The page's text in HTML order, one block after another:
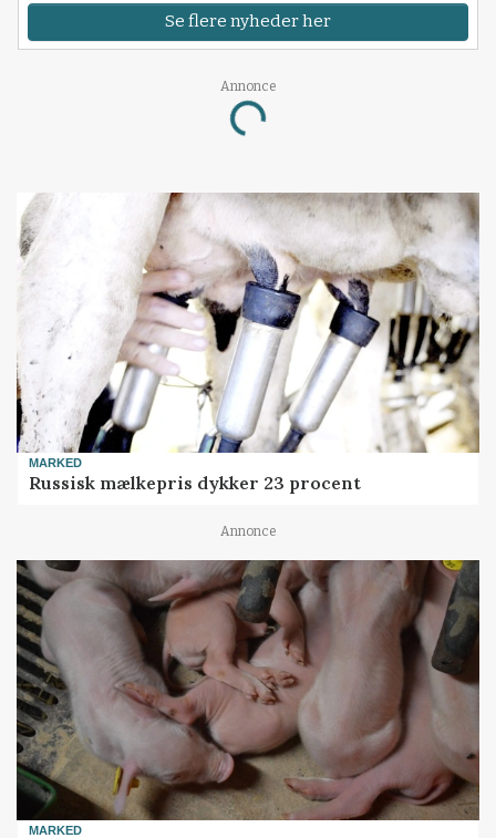
Se flere nyheder her
Annonce
Loading...
MARKED
Russisk mælkepris dykker 23 procent
Annonce
MARKED